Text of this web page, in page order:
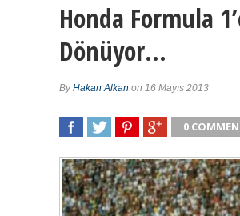
Honda Formula
Dönüyor…
ByHakan Alkan on 16 Mayıs 2013
0